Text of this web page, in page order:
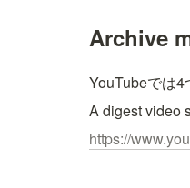
Archive
YouTubeでは4
A digest video
https://